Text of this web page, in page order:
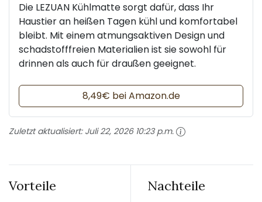
Die LEZUAN Kühlmatte sorgt dafür, dass Ihr
Haustier an heißen Tagen kühl und komfortabel
bleibt. Mit einem atmungsaktiven Design und
schadstofffreien Materialien ist sie sowohl für
drinnen als auch für draußen geeignet.
8,49€ bei Amazon.de
Zuletzt aktualisiert: Juli 22, 2026 10:23 p.m.
Vorteile Nachteile